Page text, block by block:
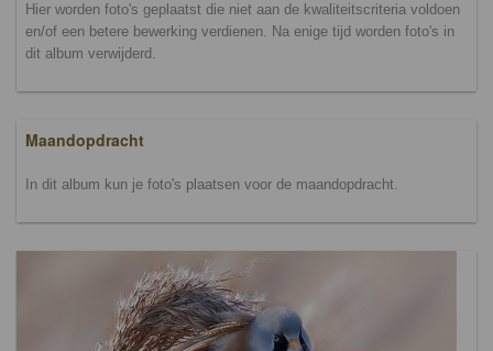
Hier worden foto's geplaatst die niet aan de kwaliteitscriteria voldoen
en/of een betere bewerking verdienen. Na enige tijd worden foto's in
dit album verwijderd.
Maandopdracht
In dit album kun je foto's plaatsen voor de maandopdracht.